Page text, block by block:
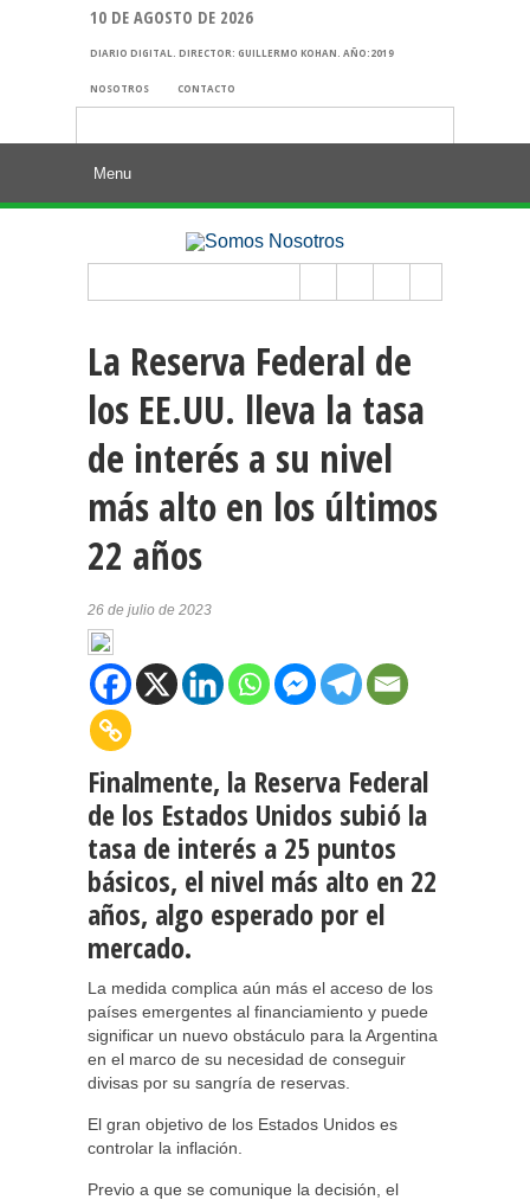
10 DE AGOSTO DE 2026
DIARIO DIGITAL. DIRECTOR: GUILLERMO KOHAN. AÑO:2019
NOSOTROS CONTACTO
La Reserva Federal de
los EE.UU. lleva la tasa
de interés a su nivel
más alto en los últimos
22 años
26 de julio de 2023
Finalmente, la Reserva Federal
de los Estados Unidos subió la
tasa de interés a 25 puntos
básicos, el nivel más alto en 22
años, algo esperado por el
mercado.
La medida complica aún más el acceso de los
países emergentes al financiamiento y puede
significar un nuevo obstáculo para la Argentina
en el marco de su necesidad de conseguir
divisas por su sangría de reservas.
El gran objetivo de los Estados Unidos es
controlar la inflación.
Previo a que se comunique la decisión, el